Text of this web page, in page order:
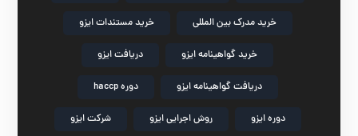
خرید مدرک بین المللی خرید مستندات ایزو
خرید گواهینامه ایزو دریافت ایزو
دریافت گواهینامه ایزو دوره haccp
دوره ایزو روش اجرایی ایزو شرکت ایزو